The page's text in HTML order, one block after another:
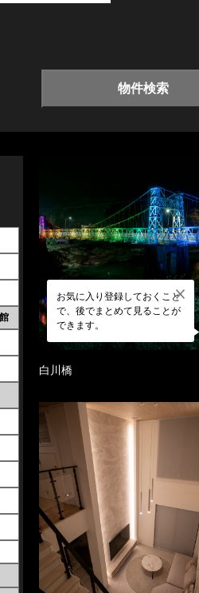
物件検索
お気に入り登録しておくこと
で、後でまとめて見ることが
できます。
白川橋